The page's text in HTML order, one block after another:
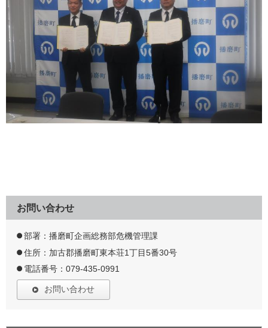
お問い合わせ
部署：播磨町企画総務部危機管理課
住所：加古郡播磨町東本荘1丁目5番30号
電話番号：079-435-0991
お問い合わせ